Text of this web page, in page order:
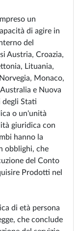
un
di agire in
del
Austria, Croazia,
Lituania,
Monaco,
e Nuova
Stati
o un'unità
giuridica con
hanno la
obblighi, che
del Conto
Prodotti nel
di età persona
che conclude